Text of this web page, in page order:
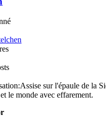
Assise sur l'épaule de la
le monde avec effarement.